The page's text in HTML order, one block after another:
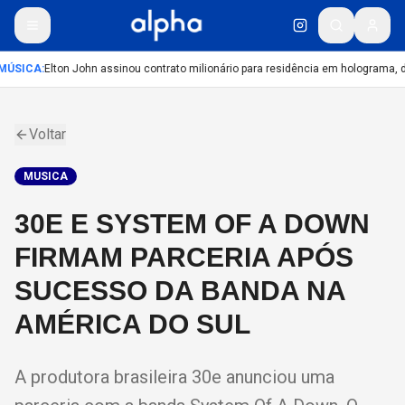
:Elton John assinou contrato milionário para residência em holograma,
Voltar
MUSICA
30E E SYSTEM OF A DOWN
FIRMAM PARCERIA APÓS
SUCESSO DA BANDA NA
AMÉRICA DO SUL
A produtora brasileira 30e anunciou uma